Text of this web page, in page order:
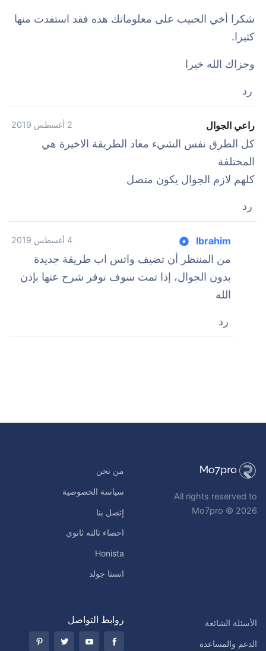
شكرا أخي الحبيب على معلوماتك هذه فقد استفدت منها
كثيرا.
وجزاك الله خيرا
رد
راعي الجوال 2 أغسطس 2019
كل الطرق نفس الشيء معاد الطريقة الاخيرة هي
المختلفة
كلهم لازم الجوال يكون متصل
رد
Ibrahim 4 أغسطس 2019
من المنتظر أن تضيف واتس اب طريقة جديدة
بدون الجوال، إذا تمت سوف نوفر شرح عنها بإذن
الله
رد
All rights reserved to
Mo7pro © 2026
من نحن
سياسة الخصوصية
إتصل بنا
احصاء تالته ثانوي
Honista
انستا جولد
الأسئلة الشائعة
الدعم والمساعدة
روابط التواصل